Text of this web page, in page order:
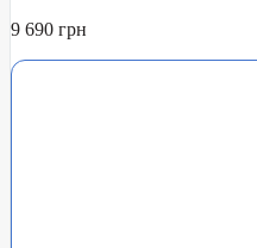
9 690 грн